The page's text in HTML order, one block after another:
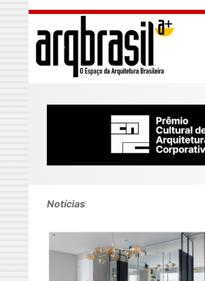
Skip to main content
Notícias